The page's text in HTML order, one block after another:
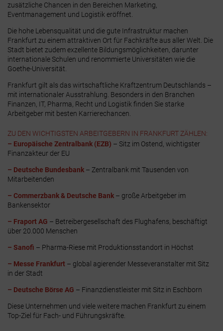
zusätzliche Chancen in den Bereichen Marketing,
Eventmanagement und Logistik eröffnet.
Die hohe Lebensqualität und die gute Infrastruktur machen
Frankfurt zu einem attraktiven Ort für Fachkräfte aus aller Welt. Die
Stadt bietet zudem exzellente Bildungsmöglichkeiten, darunter
internationale Schulen und renommierte Universitäten wie die
Goethe-Universität.
Frankfurt gilt als das wirtschaftliche Kraftzentrum Deutschlands –
mit internationaler Ausstrahlung. Besonders in den Branchen
Finanzen, IT, Pharma, Recht und Logistik finden Sie starke
Arbeitgeber mit besten Karrierechancen.
ZU DEN WICHTIGSTEN ARBEITGEBERN IN FRANKFURT ZÄHLEN:
– Europäische Zentralbank (EZB) – Sitz im Ostend, wichtigster
Finanzakteur der EU
– Deutsche Bundesbank – Zentralbank mit Tausenden von
Mitarbeitenden
– Commerzbank & Deutsche Bank – große Arbeitgeber im
Bankensektor
– Fraport AG – Betreibergesellschaft des Flughafens, beschäftigt
über 20.000 Menschen
– Sanofi – Pharma-Riese mit Produktionsstandort in Höchst
– Messe Frankfurt – global agierender Messeveranstalter mit Sitz
in der Stadt
– Deutsche Börse AG – Finanzdienstleister mit Sitz in Eschborn
Diese Unternehmen und viele weitere machen Frankfurt zu einem
Top-Ziel für Fach- und Führungskräfte.